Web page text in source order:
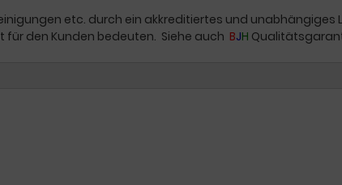
etc. durch ein akkreditiertes und unabhängiges
den Kunden bedeuten. Siehe auch BJH